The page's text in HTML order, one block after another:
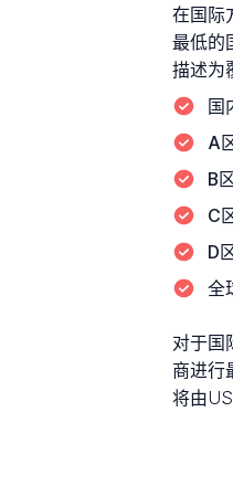
在国际
最低的
描述为
国
A
B
C
D
全
对于国
商进行
将由